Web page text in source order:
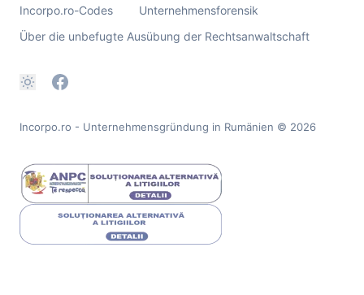
Incorpo.ro-Codes
Unternehmensforensik
Über die unbefugte Ausübung der Rechtsanwaltschaft
Incorpo.ro - Unternehmensgründung in Rumänien © 2026